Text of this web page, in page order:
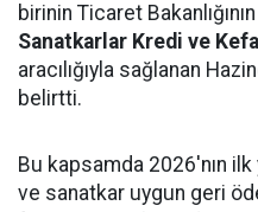
birinin Ticaret
Sanatkarlar Kredi ve
aracılığıyla sağlanan
belirtti.
Bu kapsamda 2026'nın
ve sanatkar uygun geri